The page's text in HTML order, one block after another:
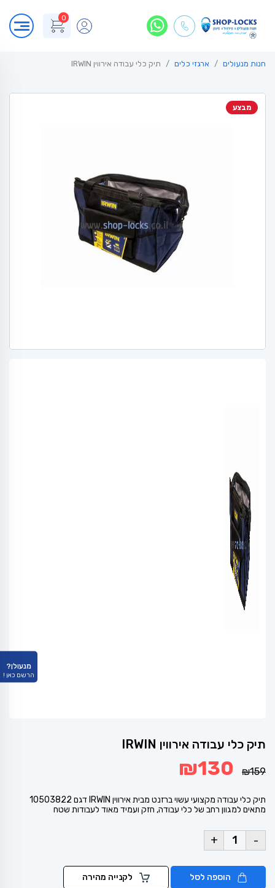
0
חנות מנעולים ארגזי כלים תיק כלי עבודה אירווין IRWIN
מבצע
תיק כלי עבודה אירווין IRWIN
₪159
המחיר
המקורי
₪130
תיק כלי עבודה מקצועי עשוי ברזנט מבית אירווין IRWIN דגם 10503822
מתאים למגוון רחב של כלי עבודה, חזק ועמיד מאוד לעבודות שטח
-
+
הוספה לסל לקנייה מהירה
מנעולן?
הרשם כאן !